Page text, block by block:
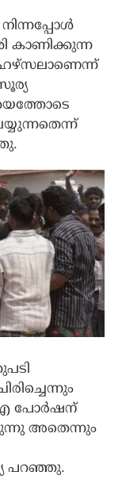
കാണിക്കുന്ന
സൂര്യ
പോര്‍ഷന്
അതെന്നും
പറഞ്ഞു.